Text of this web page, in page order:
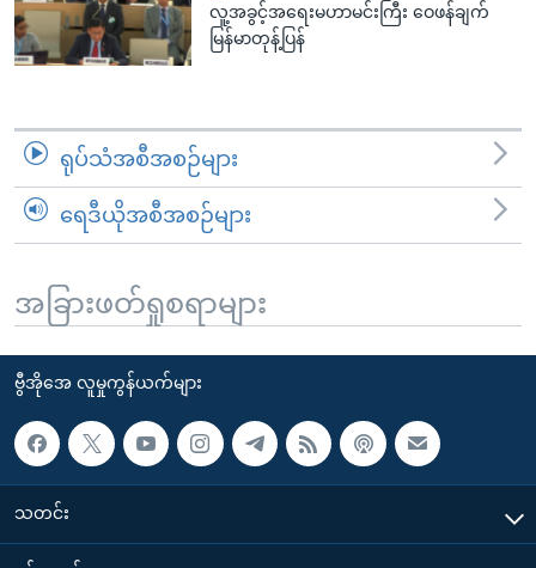
လူ့အခွင့်အရေးမဟာမင်းကြီး ဝေဖန်ချက်
မြန်မာတုန့်ပြန်
ရုပ်သံအစီအစဉ်များ
ရေဒီယိုအစီအစဉ်များ
အခြားဖတ်ရှုစရာများ
ဗွီအိုအေ လူမှုကွန်ယက်များ
သတင်း